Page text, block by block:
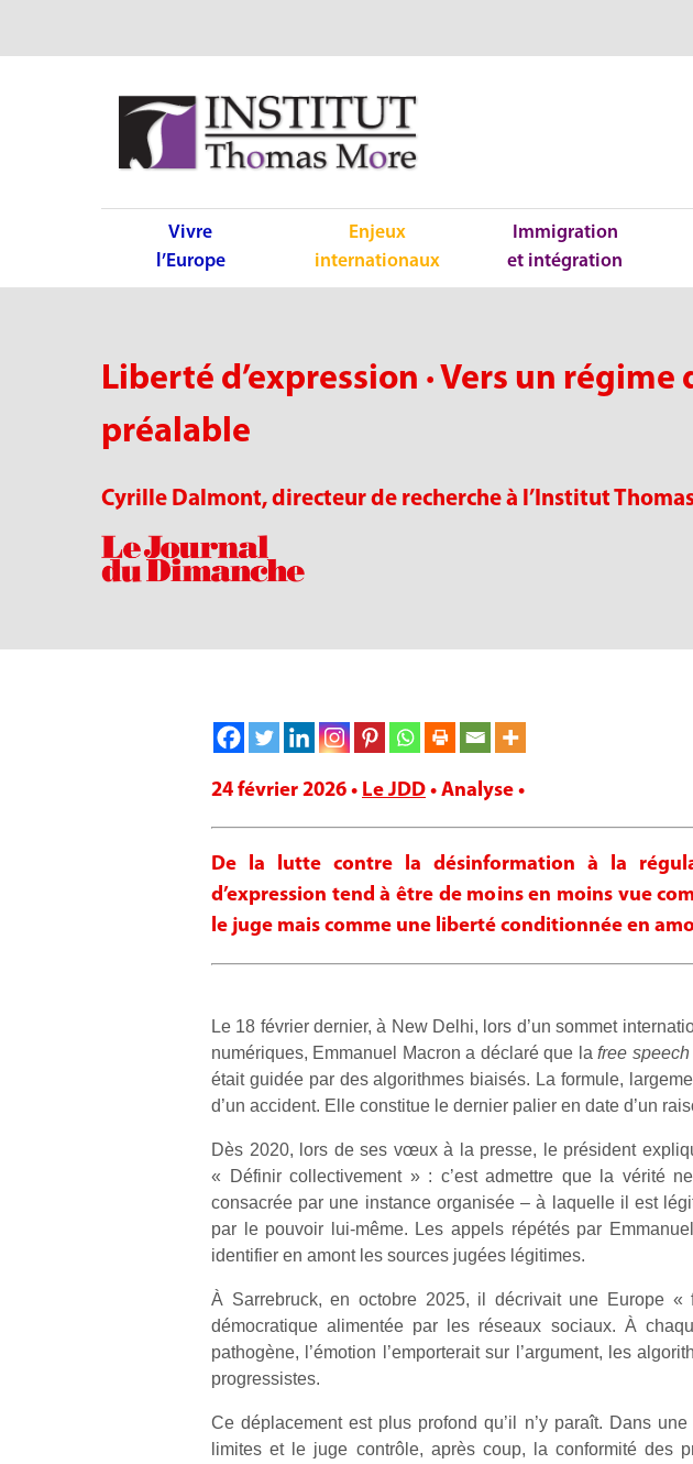
Vivre
l’Europe
Enjeux
internationaux
Immigration
et intégration
Liberté d’expression · Vers un régime
préalable
Cyrille Dalmont, directeur de recherche à l’Institut
24 février 2026 • Le JDD • Analyse •
De la lutte contre la désinformation à la
d’expression tend à être de moins en moins vue
le juge mais comme une liberté conditionnée en
Le 18 février dernier, à New Delhi, lors d’un sommet
numériques, Emmanuel Macron a déclaré que lafree speech
était guidée par des algorithmes biaisés. La formule,
d’un accident. Elle constitue le dernier palier en date d’un
Dès 2020, lors de ses vœux à la presse, le président
« Définir collectivement » : c’est admettre que la vérité
consacrée par une instance organisée – à laquelle il est
par le pouvoir lui-même. Les appels répétés par
identifier en amont les sources jugées légitimes.
À Sarrebruck, en octobre 2025, il décrivait une Europe «
démocratique alimentée par les réseaux sociaux. À
pathogène, l’émotion l’emporterait sur l’argument, les
progressistes.
Ce déplacement est plus profond qu’il n’y paraît. Dans
limites et le juge contrôle, après coup, la conformité des